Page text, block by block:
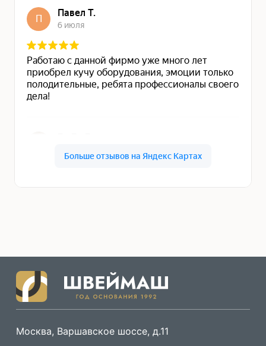
Москва, Варшавское шоссе, д.11